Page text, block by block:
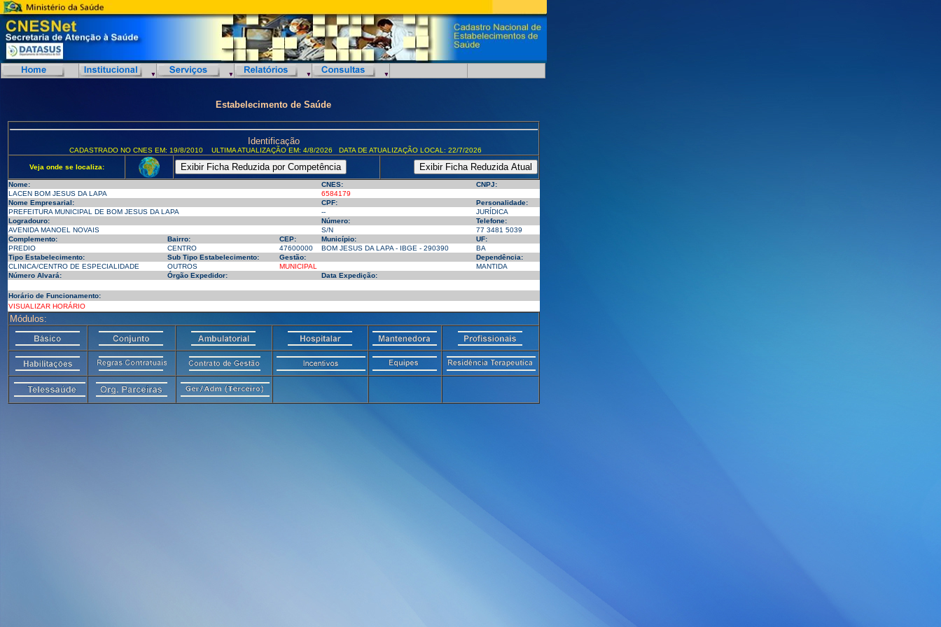
Estabelecimento de Saúde
Identificação
CADASTRADO NO CNES EM: 19/8/2010 ULTIMA ATUALIZAÇÃO EM: 4/8/2026 DATA DE ATUALIZAÇÃO LOCAL: 22/7/2026
Veja onde se localiza:
Nome: CNES:
CNPJ:
LACEN BOM JESUS DA LAPA
6584179
Nome Empresarial:
CPF:
Personalidade:
PREFEITURA MUNICIPAL DE BOM JESUS DA LAPA
--
JURÍDICA
Logradouro:
Número:
Telefone:
AVENIDA MANOEL NOVAIS
S/N
77 3481 5039
Complemento:
Bairro: CEP: Município:
UF:
PREDIO
CENTRO 47600000 BOM JESUS DA LAPA - IBGE - 290390
BA
Tipo Estabelecimento:
Sub Tipo Estabelecimento: Gestão:
Dependência:
CLINICA/CENTRO DE ESPECIALIDADE
OUTROS MUNICIPAL
MANTIDA
Número Alvará:
Órgão Expedidor: Data Expedição:
Horário de Funcionamento:
VISUALIZAR HORÁRIO
Módulos: